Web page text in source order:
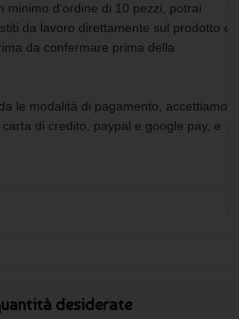
minimo d'ordine di 10 pezzi, potrai
da lavoro direttamente sul prodotto e
da confermare prima della
le modalità di pagamento, accettiamo
di credito, paypal e google pay, e
ma contattaci se hai bisogno di
vita conferiscono un tocco moderno e
desiderate